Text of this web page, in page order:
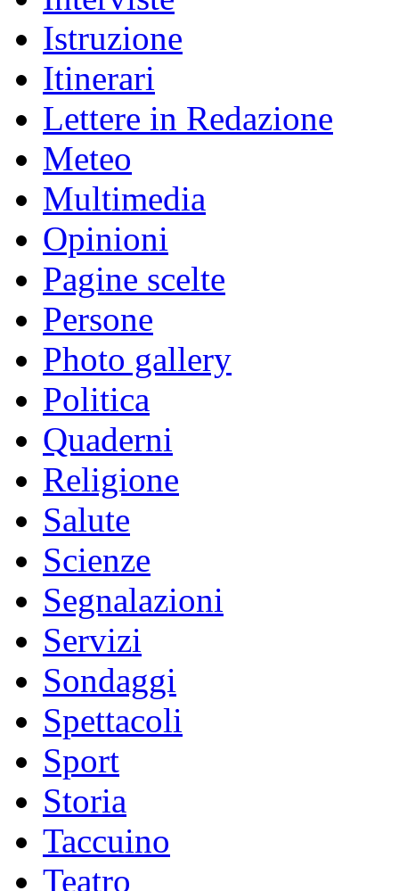
Istruzione
Itinerari
Lettere in Redazione
Meteo
Multimedia
Opinioni
Pagine scelte
Persone
Photo gallery
Politica
Quaderni
Religione
Salute
Scienze
Segnalazioni
Servizi
Sondaggi
Spettacoli
Sport
Storia
Taccuino
Teatro